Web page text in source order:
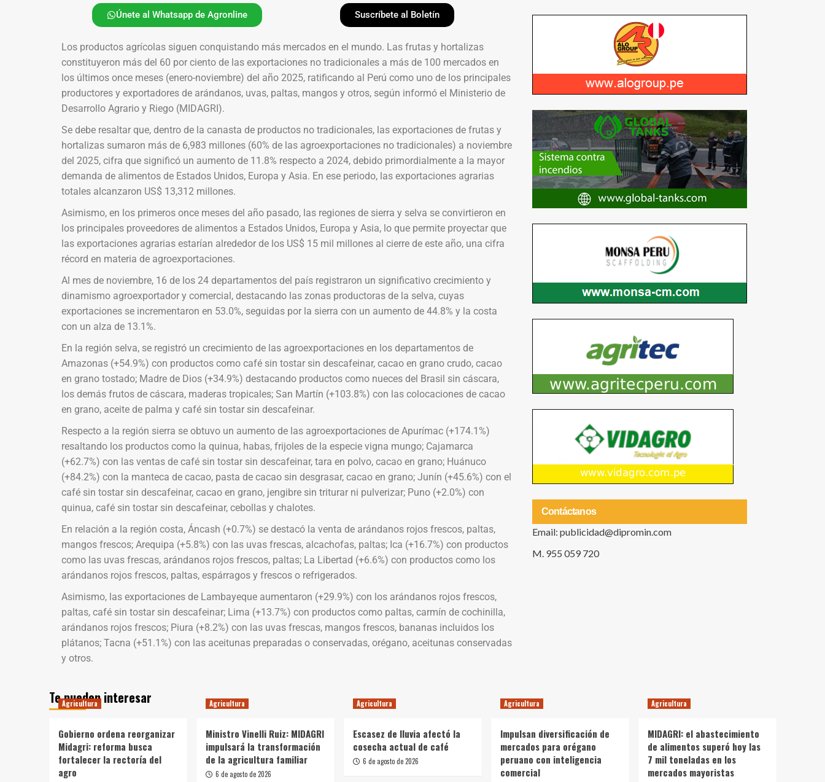
Únete al Whatsapp de Agronline Suscríbete al Boletín
Los productos agrícolas siguen conquistando más mercados en el mundo. Las frutas y hortalizas
constituyeron más del 60 por ciento de las exportaciones no tradicionales a más de 100 mercados en
los últimos once meses (enero-noviembre) del año 2025, ratificando al Perú como uno de los principales
productores y exportadores de arándanos, uvas, paltas, mangos y otros, según informó el Ministerio de
Desarrollo Agrario y Riego (MIDAGRI).
Se debe resaltar que, dentro de la canasta de productos no tradicionales, las exportaciones de frutas y
hortalizas sumaron más de 6,983 millones (60% de las agroexportaciones no tradicionales) a noviembre
del 2025, cifra que significó un aumento de 11.8% respecto a 2024, debido primordialmente a la mayor
demanda de alimentos de Estados Unidos, Europa y Asia. En ese periodo, las exportaciones agrarias
totales alcanzaron US$ 13,312 millones.
Asimismo, en los primeros once meses del año pasado, las regiones de sierra y selva se convirtieron en
los principales proveedores de alimentos a Estados Unidos, Europa y Asia, lo que permite proyectar que
las exportaciones agrarias estarían alrededor de los US$ 15 mil millones al cierre de este año, una cifra
récord en materia de agroexportaciones.
Al mes de noviembre, 16 de los 24 departamentos del país registraron un significativo crecimiento y
dinamismo agroexportador y comercial, destacando las zonas productoras de la selva, cuyas
exportaciones se incrementaron en 53.0%, seguidas por la sierra con un aumento de 44.8% y la costa
con un alza de 13.1%.
En la región selva, se registró un crecimiento de las agroexportaciones en los departamentos de
Amazonas (+54.9%) con productos como café sin tostar sin descafeinar, cacao en grano crudo, cacao
en grano tostado; Madre de Dios (+34.9%) destacando productos como nueces del Brasil sin cáscara,
los demás frutos de cáscara, maderas tropicales; San Martín (+103.8%) con las colocaciones de cacao
en grano, aceite de palma y café sin tostar sin descafeinar.
Respecto a la región sierra se obtuvo un aumento de las agroexportaciones de Apurímac (+174.1%)
resaltando los productos como la quinua, habas, frijoles de la especie vigna mungo; Cajamarca
(+62.7%) con las ventas de café sin tostar sin descafeinar, tara en polvo, cacao en grano; Huánuco
(+84.2%) con la manteca de cacao, pasta de cacao sin desgrasar, cacao en grano; Junín (+45.6%) con el
café sin tostar sin descafeinar, cacao en grano, jengibre sin triturar ni pulverizar; Puno (+2.0%) con
quinua, café sin tostar sin descafeinar, cebollas y chalotes.
En relación a la región costa, Áncash (+0.7%) se destacó la venta de arándanos rojos frescos, paltas,
mangos frescos; Arequipa (+5.8%) con las uvas frescas, alcachofas, paltas; Ica (+16.7%) con productos
como las uvas frescas, arándanos rojos frescos, paltas; La Libertad (+6.6%) con productos como los
arándanos rojos frescos, paltas, espárragos y frescos o refrigerados.
Asimismo, las exportaciones de Lambayeque aumentaron (+29.9%) con los arándanos rojos frescos,
paltas, café sin tostar sin descafeinar; Lima (+13.7%) con productos como paltas, carmín de cochinilla,
arándanos rojos frescos; Piura (+8.2%) con las uvas frescas, mangos frescos, bananas incluidos los
plátanos; Tacna (+51.1%) con las aceitunas preparadas o conservadas, orégano, aceitunas conservadas
y otros.
Contáctanos
Email: publicidad@dipromin.com
M. 955 059 720
Te pueden interesar
Agricultura
Gobierno ordena reorganizar
Midagri: reforma busca
fortalecer la rectoría del
agro
Agricultura
Ministro Vinelli Ruiz: MIDAGRI
impulsará la transformación
de la agricultura familiar
6 de agosto de 2026
Agricultura
Escasez de lluvia afectó la
cosecha actual de café
6 de agosto de 2026
Agricultura
Impulsan diversificación de
mercados para orégano
peruano con inteligencia
comercial
Agricultura
MIDAGRI: el abastecimiento
de alimentos superó hoy las
7 mil toneladas en los
mercados mayoristas